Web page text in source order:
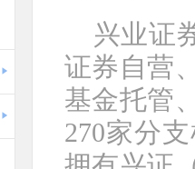
兴业证
证券自营
基金托管
270家分